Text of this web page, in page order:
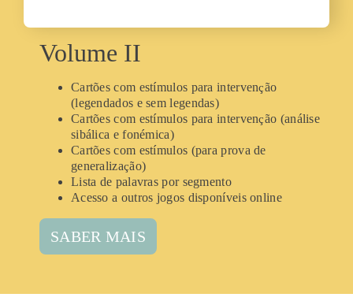
Volume II
Cartões com estímulos para intervenção
(legendados e sem legendas)
Cartões com estímulos para intervenção (análise
sibálica e fonémica)
Cartões com estímulos (para prova de
generalização)
Lista de palavras por segmento
Acesso a outros jogos disponíveis online
SABER MAIS